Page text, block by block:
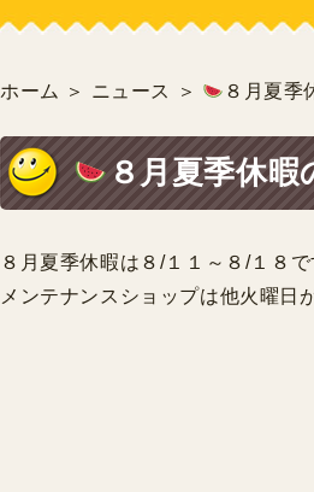
ホーム ＞ ニュース ＞ ８月夏季
８月夏季休暇
８月夏季休暇は８/１１～８/１８で
メンテナンスショップは他火曜日